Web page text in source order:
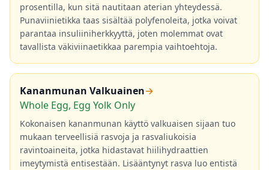
prosentilla, kun sitä nautitaan aterian yhteydessä.
Punaviinietikka taas sisältää polyfenoleita, jotka voivat
parantaa insuliiniherkkyyttä, joten molemmat ovat
tavallista väkiviinaetikkaa parempia vaihtoehtoja.
Kananmunan Valkuainen→
Whole Egg, Egg Yolk Only
Kokonaisen kananmunan käyttö valkuaisen sijaan tuo
mukaan terveellisiä rasvoja ja rasvaliukoisia
ravintoaineita, jotka hidastavat hiilihydraattien
imeytymistä entisestään. Lisääntynyt rasva luo entistä